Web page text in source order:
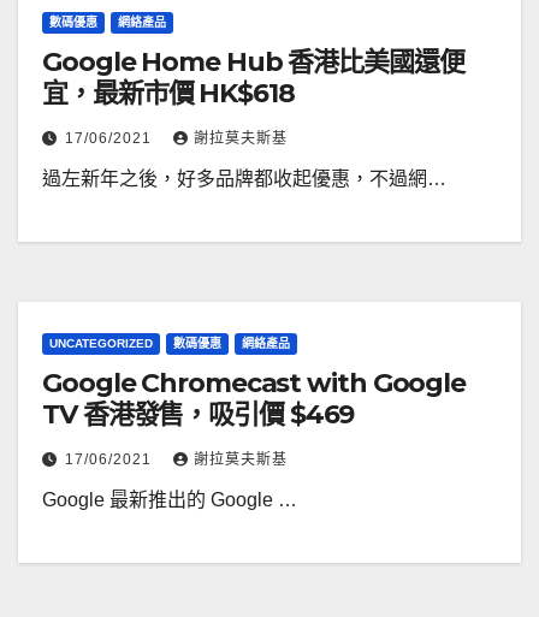
數碼優惠 網絡產品
Google Home Hub 香港比美國還便
宜，最新市價 HK$618
17/06/2021 謝拉莫夫斯基
過左新年之後，好多品牌都收起優惠，不過網…
UNCATEGORIZED 數碼優惠 網絡產品
Google Chromecast with Google
TV 香港發售，吸引價 $469
17/06/2021 謝拉莫夫斯基
Google 最新推出的 Google …